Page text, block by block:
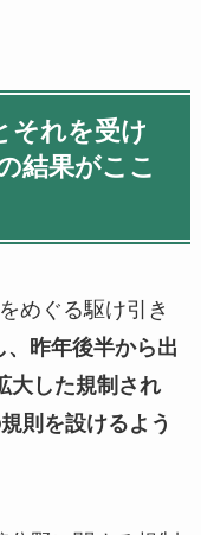
それを受け
結果がここ
をめぐる駆け引き
、昨年後半から出
大した規制され
則を設けるよう